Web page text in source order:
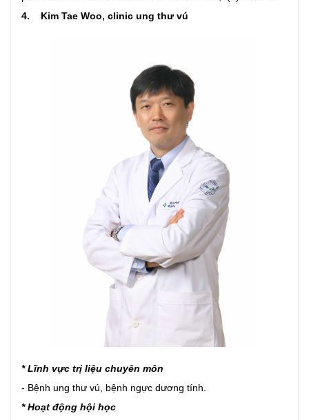
4. Kim Tae Woo, clinic ung thư vú
* Lĩnh vực trị liệu chuyên môn
- Bệnh ung thư vú, bệnh ngực dương tính.
* Hoạt động hội học